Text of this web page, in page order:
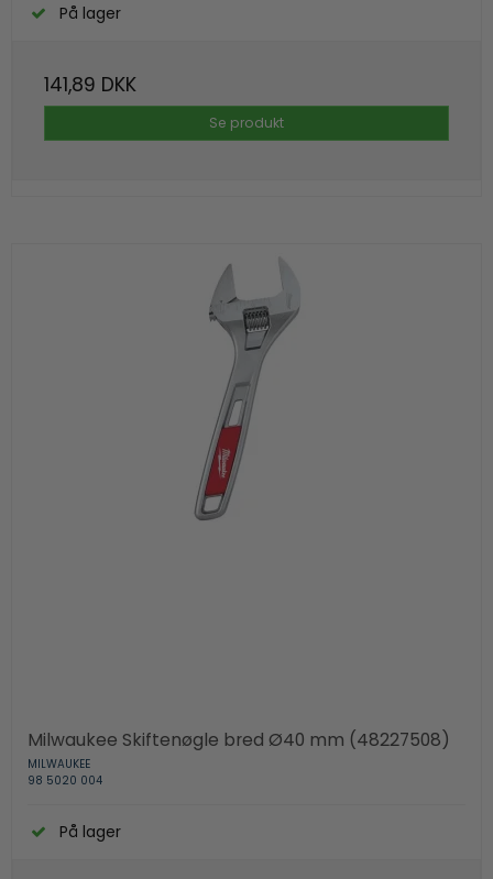
På lager
141,89 DKK
Se produkt
Milwaukee Skiftenøgle bred Ø40 mm (48227508)
MILWAUKEE
98 5020 004
På lager